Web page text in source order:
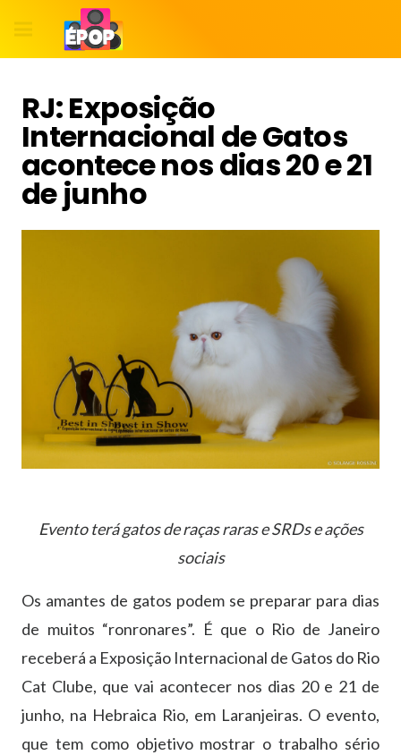
RJ: Exposição
Internacional de Gatos
acontece nos dias 20 e 21
de junho
Evento terá gatos de raças raras e SRDs e ações
sociais
Os amantes de gatos podem se preparar para dias
de muitos “ronronares”. É que o Rio de Janeiro
receberá a Exposição Internacional de Gatos do Rio
Cat Clube, que vai acontecer nos dias 20 e 21 de
junho, na Hebraica Rio, em Laranjeiras. O evento,
que tem como objetivo mostrar o trabalho sério